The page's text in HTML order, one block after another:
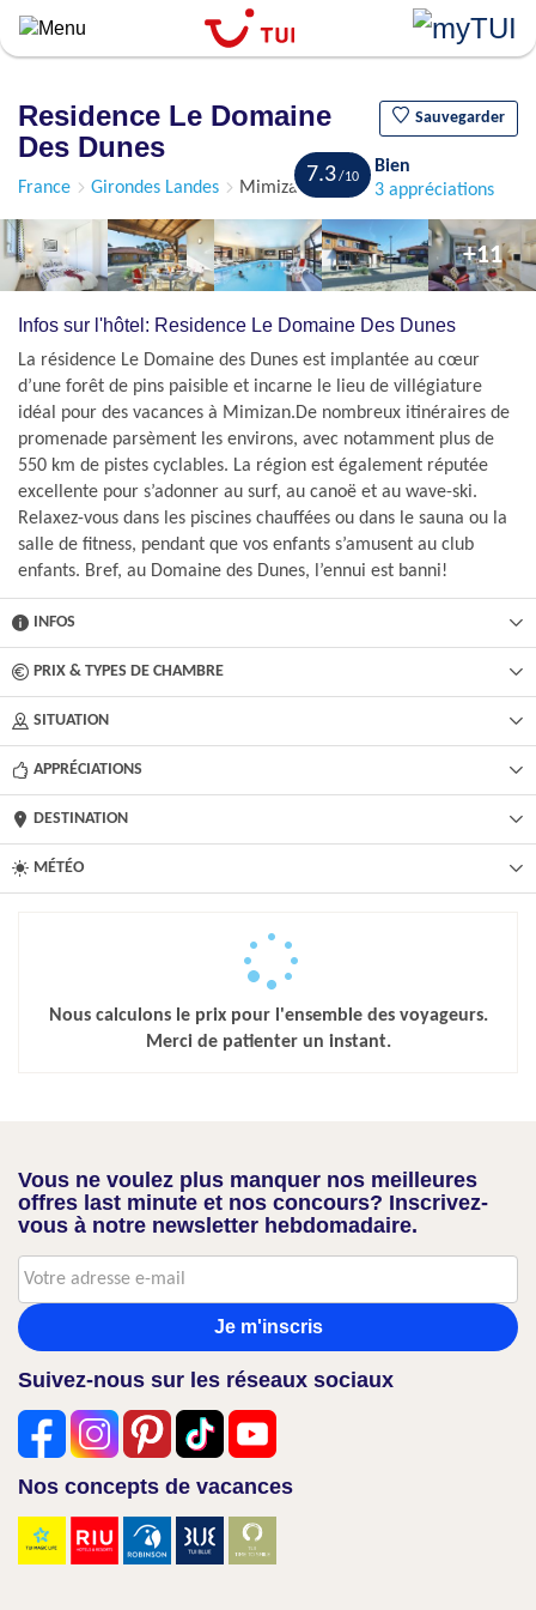
Aller
principal
Residence Le Domaine
Des Dunes
Sauvegarder
France Girondes Landes Mimizan
7.3
Bien
3 appréciations
+11
Infos sur l'hôtel: Residence Le Domaine Des Dunes
La résidence Le Domaine des Dunes est implantée au cœur
d’une forêt de pins paisible et incarne le lieu de villégiature
idéal pour des vacances à Mimizan.De nombreux itinéraires de
promenade parsèment les environs, avec notamment plus de
550 km de pistes cyclables. La région est également réputée
excellente pour s’adonner au surf, au canoë et au wave-ski.
Relaxez-vous dans les piscines chauffées ou dans le sauna ou la
salle de fitness, pendant que vos enfants s’amusent au club
enfants. Bref, au Domaine des Dunes, l’ennui est banni!
INFOS
PRIX & TYPES DE CHAMBRE
SITUATION
APPRÉCIATIONS
DESTINATION
MÉTÉO
Nous calculons le prix pour l'ensemble des voyageurs.
Merci de patienter un instant.
Vous ne voulez plus manquer nos meilleures
offres last minute et nos concours? Inscrivez-
vous à notre newsletter hebdomadaire.
Je m'inscris
Suivez-nous sur les réseaux sociaux
Nos concepts de vacances